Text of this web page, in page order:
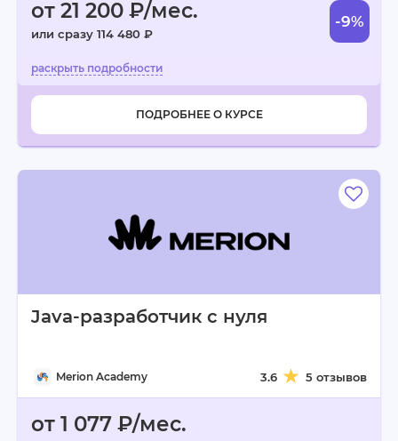
от 21 200 ₽/мес.
или сразу 114 480 ₽
-9%
ПОДРОБНЕЕ О КУРСЕ
Java-разработчик с нуля
Merion Academy 3.6 5 отзывов
от 1 077 ₽/мес.